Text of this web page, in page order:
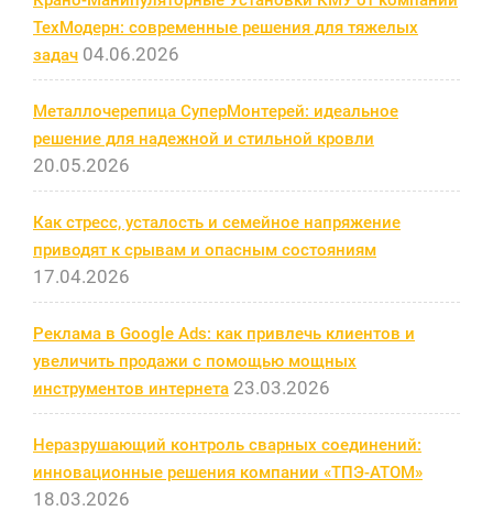
ТехМодерн: современные решения для тяжелых
задач 04.06.2026
Металлочерепица СуперМонтерей: идеальное
решение для надежной и стильной кровли
20.05.2026
Как стресс, усталость и семейное напряжение
приводят к срывам и опасным состояниям
17.04.2026
Реклама в Google Ads: как привлечь клиентов и
увеличить продажи с помощью мощных
инструментов интернета 23.03.2026
Неразрушающий контроль сварных соединений:
инновационные решения компании «ТПЭ-АТОМ»
18.03.2026